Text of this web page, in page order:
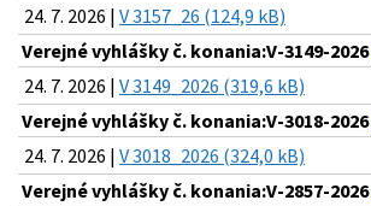
24. 7. 2026 | V 3157_26 (124,9 kB)
Verejné vyhlášky č. konania:V-3149-
24. 7. 2026 | V 3149_2026 (319,6 kB)
Verejné vyhlášky č. konania:V-3018-
24. 7. 2026 | V 3018_2026 (324,0 kB)
Verejné vyhlášky č. konania:V-2857-